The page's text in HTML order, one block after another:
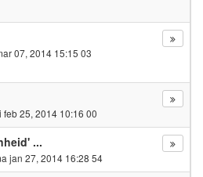
07, 2014 15:15 03
feb 25, 2014 10:16 00
...
jan 27, 2014 16:28 54